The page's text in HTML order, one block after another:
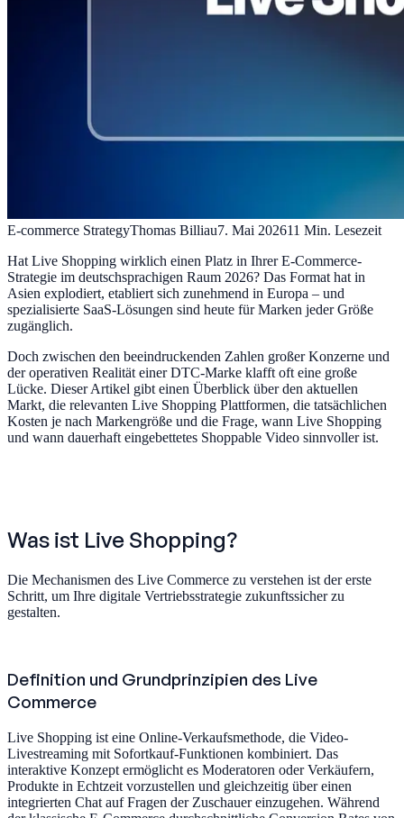
E-commerce StrategyThomas Billiau7. Mai 202611 Min. Lesezeit
Hat Live Shopping wirklich einen Platz in Ihrer E-Commerce-
Strategie im deutschsprachigen Raum 2026? Das Format hat in
Asien explodiert, etabliert sich zunehmend in Europa – und
spezialisierte SaaS-Lösungen sind heute für Marken jeder Größe
zugänglich.
Doch zwischen den beeindruckenden Zahlen großer Konzerne und
der operativen Realität einer DTC-Marke klafft oft eine große
Lücke. Dieser Artikel gibt einen Überblick über den aktuellen
Markt, die relevanten Live Shopping Plattformen, die tatsächlichen
Kosten je nach Markengröße und die Frage, wann Live Shopping
und wann dauerhaft eingebettetes Shoppable Video sinnvoller ist.
Was ist Live Shopping?
Die Mechanismen des Live Commerce zu verstehen ist der erste
Schritt, um Ihre digitale Vertriebsstrategie zukunftssicher zu
gestalten.
Definition und Grundprinzipien des Live
Commerce
Live Shopping ist eine Online-Verkaufsmethode, die Video-
Livestreaming mit Sofortkauf-Funktionen kombiniert. Das
interaktive Konzept ermöglicht es Moderatoren oder Verkäufern,
Produkte in Echtzeit vorzustellen und gleichzeitig über einen
integrierten Chat auf Fragen der Zuschauer einzugehen. Während